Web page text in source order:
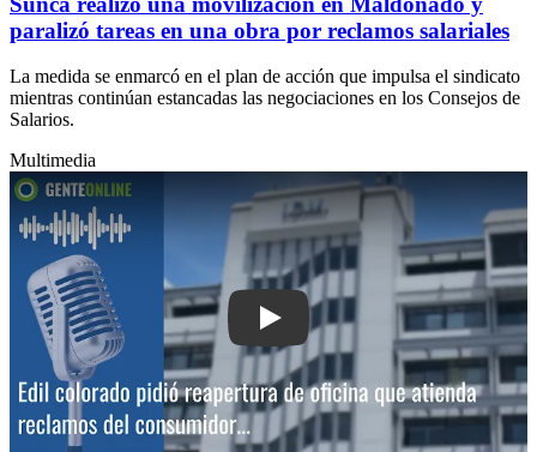
paralizó tareas en una obra por reclamos salariales
La medida se enmarcó en el plan de acción que impulsa el sindicato
mientras continúan estancadas las negociaciones en los Consejos de
Salarios.
Multimedia
Play: Edil colorado pidió reapertura